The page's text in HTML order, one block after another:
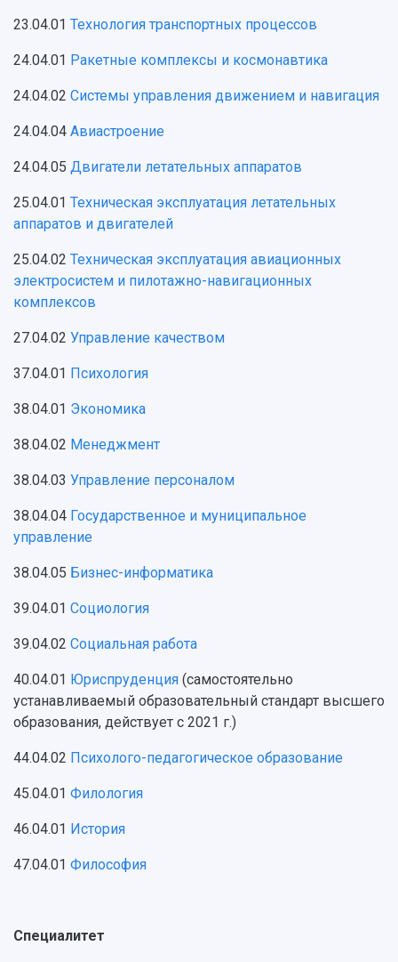
23.04.01 Технология транспортных процессов
24.04.01 Ракетные комплексы и космонавтика
24.04.02 Системы управления движением и навигация
24.04.04 Авиастроение
24.04.05 Двигатели летательных аппаратов
25.04.01 Техническая эксплуатация летательных
аппаратов и двигателей
25.04.02 Техническая эксплуатация авиационных
электросистем и пилотажно-навигационных
комплексов
27.04.02 Управление качеством
37.04.01 Психология
38.04.01 Экономика
38.04.02 Менеджмент
38.04.03 Управление персоналом
38.04.04 Государственное и муниципальное
управление
38.04.05 Бизнес-информатика
39.04.01 Социология
39.04.02 Социальная работа
40.04.01 Юриспруденция (самостоятельно
устанавливаемый образовательный стандарт высшего
образования, действует с 2021 г.)
44.04.02 Психолого-педагогическое образование
45.04.01 Филология
46.04.01 История
47.04.01 Философия
Специалитет